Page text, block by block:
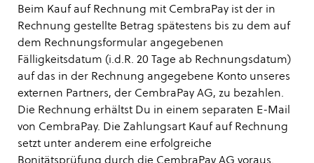
Beim Kauf auf Rechnung mit CembraPay ist der in
Rechnung gestellte Betrag spätestens bis zu dem auf
dem Rechnungsformular angegebenen
Fälligkeitsdatum (i.d.R. 20 Tage ab Rechnungsdatum)
auf das in der Rechnung angegebene Konto unseres
externen Partners, der CembraPay AG, zu bezahlen.
Die Rechnung erhältst Du in einem separaten E-Mail
von CembraPay. Die Zahlungsart Kauf auf Rechnung
setzt unter anderem eine erfolgreiche
Bonitätsprüfung durch die CembraPay AG voraus.